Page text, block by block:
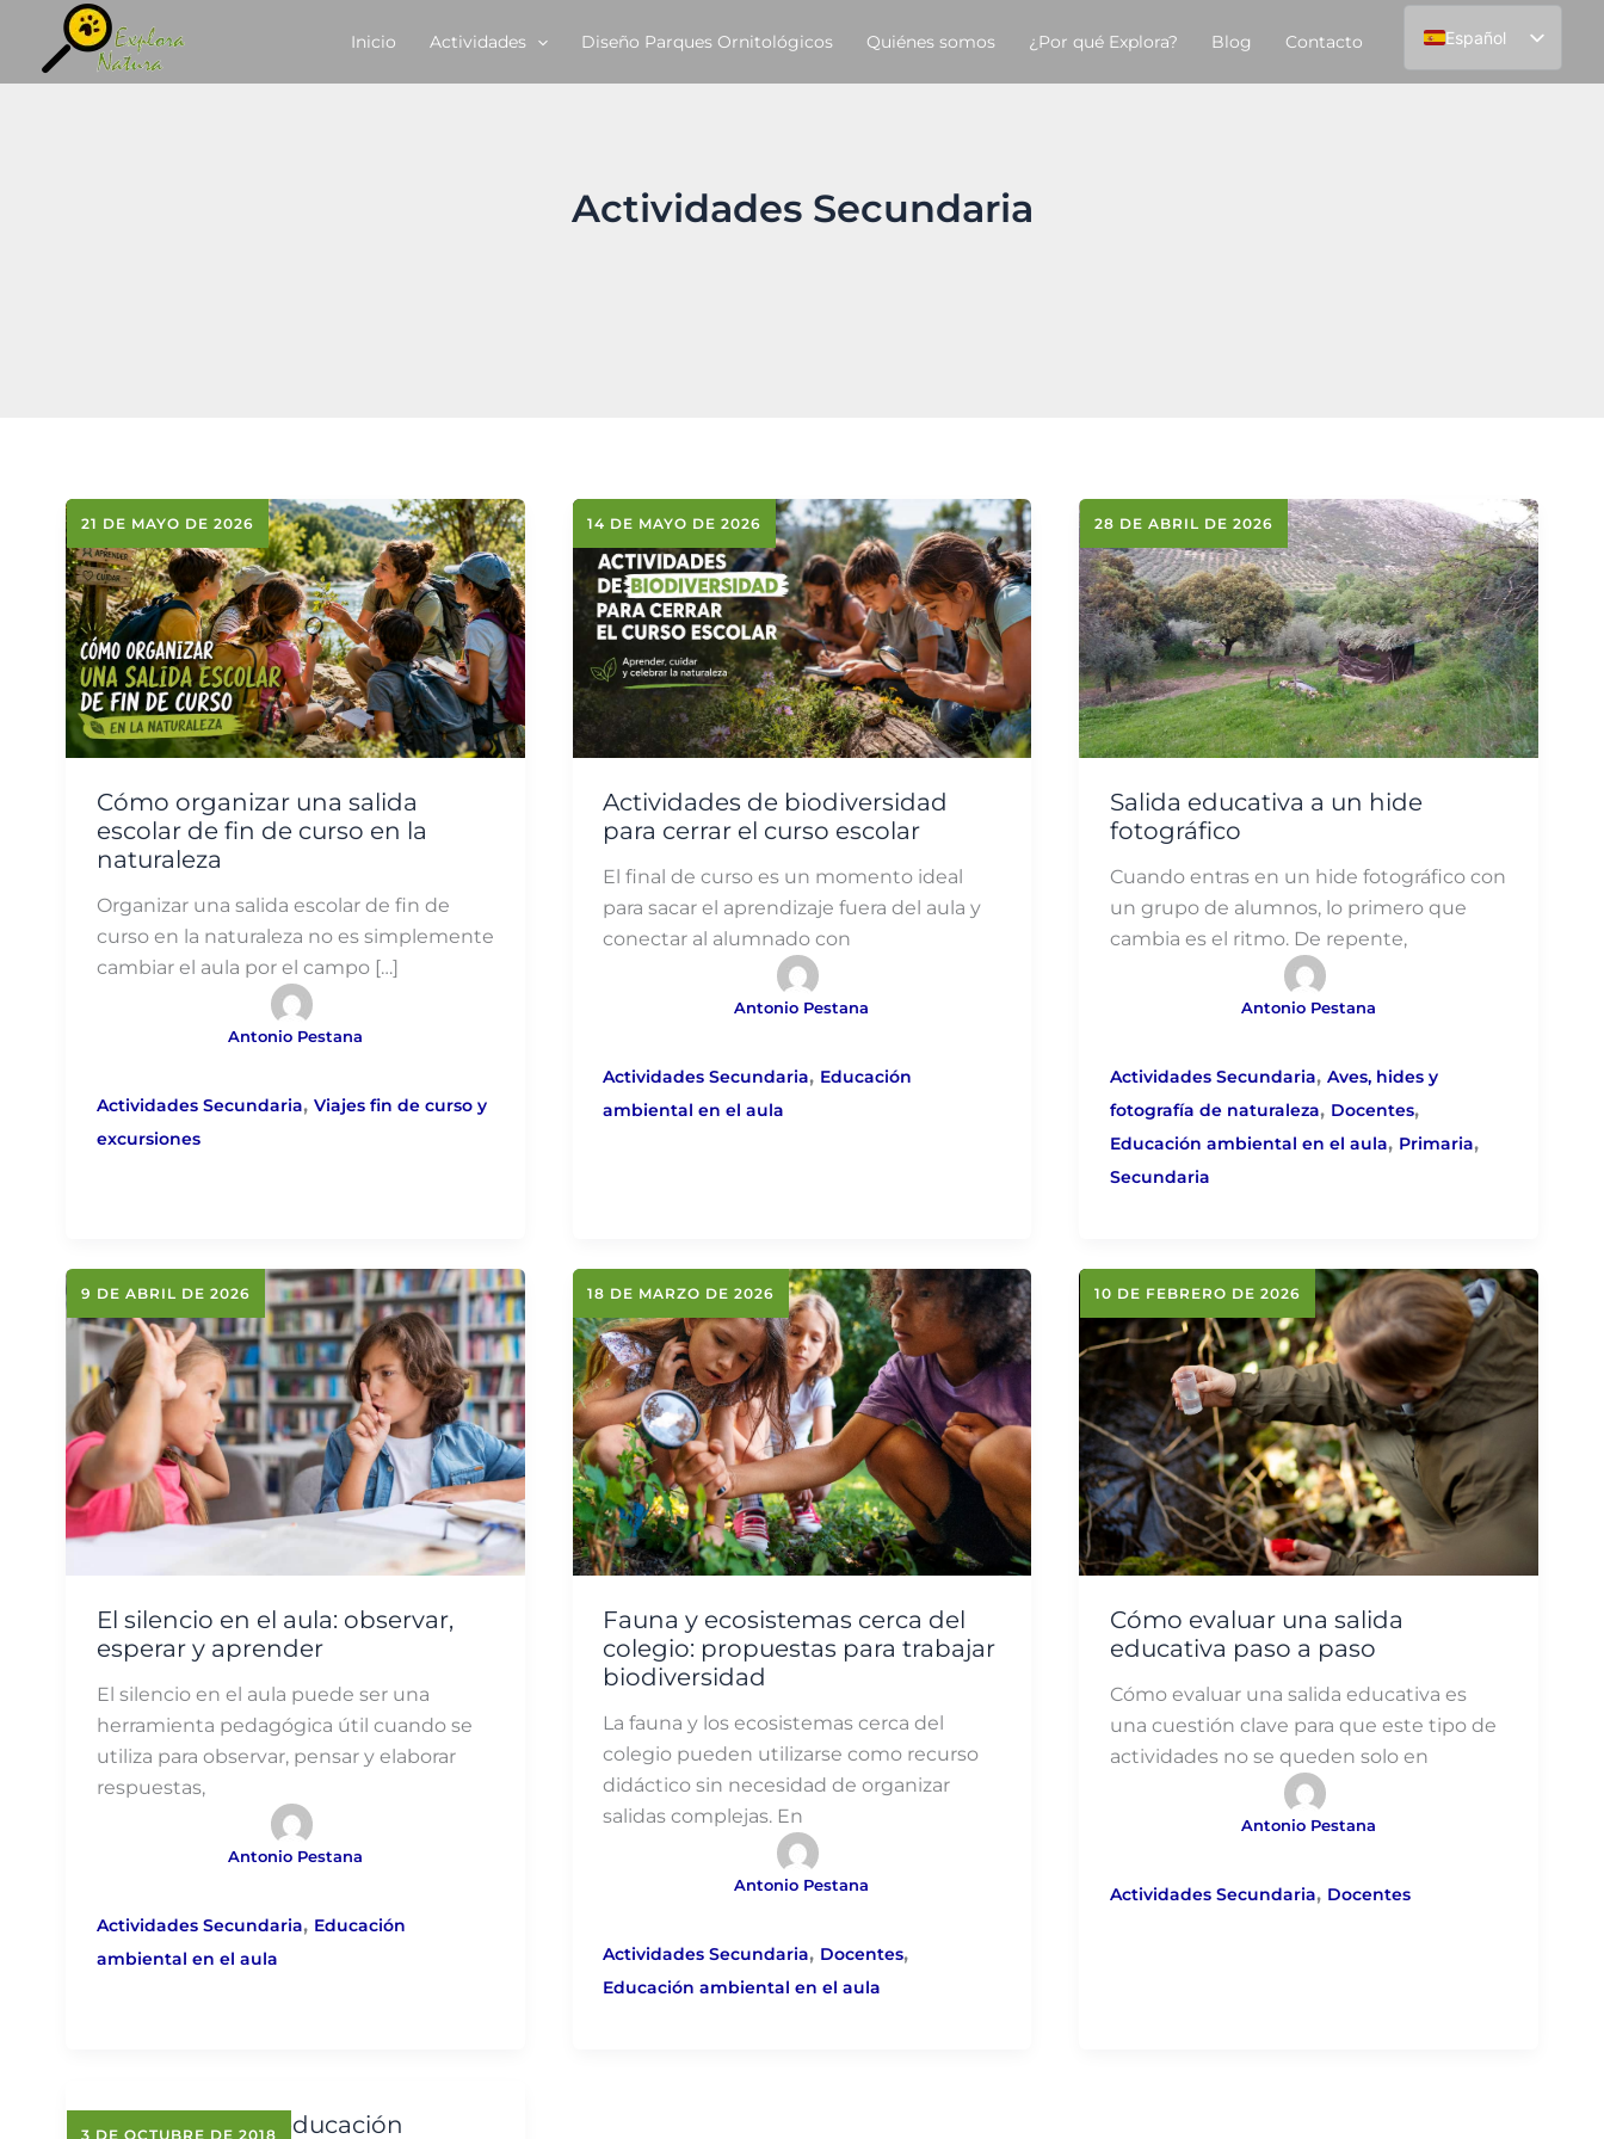
contenido
contenido
Inicio Actividades Diseño Parques Ornitológicos Quiénes somos ¿Por qué Explora? Blog Contacto
Español
Actividades Secundaria
Cómo organizar una salida
escolar de fin de curso en la
naturaleza
Organizar una salida escolar de fin de
curso en la naturaleza no es simplemente
cambiar el aula por el campo […]
Antonio Pestana
21 DE MAYO DE 2026
Actividades Secundaria, Viajes fin de curso y
excursiones
Actividades de biodiversidad
para cerrar el curso escolar
El final de curso es un momento ideal
para sacar el aprendizaje fuera del aula y
conectar al alumnado con
Antonio Pestana
14 DE MAYO DE 2026
Actividades Secundaria, Educación
ambiental en el aula
Salida educativa a un hide
fotográfico
Cuando entras en un hide fotográfico con
un grupo de alumnos, lo primero que
cambia es el ritmo. De repente,
Antonio Pestana
28 DE ABRIL DE 2026
Actividades Secundaria, Aves, hides y
fotografía de naturaleza, Docentes,
Educación ambiental en el aula, Primaria,
Secundaria
El silencio en el aula: observar,
esperar y aprender
El silencio en el aula puede ser una
herramienta pedagógica útil cuando se
utiliza para observar, pensar y elaborar
respuestas,
Antonio Pestana
9 DE ABRIL DE 2026
Actividades Secundaria, Educación
ambiental en el aula
Fauna y ecosistemas cerca del
colegio: propuestas para trabajar
biodiversidad
La fauna y los ecosistemas cerca del
colegio pueden utilizarse como recurso
didáctico sin necesidad de organizar
salidas complejas. En
Antonio Pestana
18 DE MARZO DE 2026
Actividades Secundaria, Docentes,
Educación ambiental en el aula
Cómo evaluar una salida
educativa paso a paso
Cómo evaluar una salida educativa es
una cuestión clave para que este tipo de
actividades no se queden solo en
Antonio Pestana
10 DE FEBRERO DE 2026
Actividades Secundaria, Docentes
Actividades de educación
3 DE OCTUBRE DE 2018